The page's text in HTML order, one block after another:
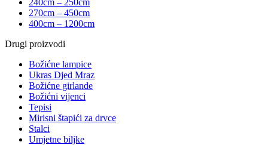
240cm – 250cm
270cm – 450cm
400cm – 1200cm
Drugi proizvodi
Božićne lampice
Ukras Djed Mraz
Božićne girlande
Božićni vijenci
Tepisi
Mirisni štapići za drvce
Stalci
Umjetne biljke